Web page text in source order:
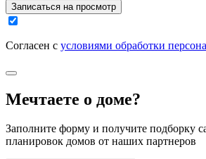
Записаться на просмотр
Согласен с условиями обработки
Мечтаете о доме?
Заполните форму и получите подборку
планировок домов от наших партнеров